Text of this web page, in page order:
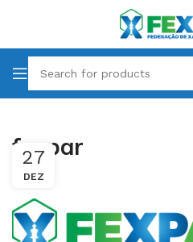
fexpar
27
DEZ